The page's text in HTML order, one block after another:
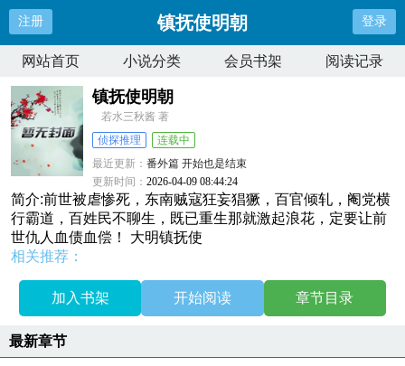
注册 镇抚使明朝 登录
网站首页 小说分类 会员书架 阅读记录
镇抚使明朝
若水三秋酱 著
侦探推理
连载中
最近更新：番外篇 开始也是结束
更新时间：2026-04-09 08:44:24
简介:前世被虐惨死，东南贼寇狂妄猖獗，百官倾轧，阉党横
行霸道，百姓民不聊生，既已重生那就激起浪花，定要让前
世仇人血债血偿！ 大明镇抚使
相关推荐：
加入书架 开始阅读 章节目录
最新章节